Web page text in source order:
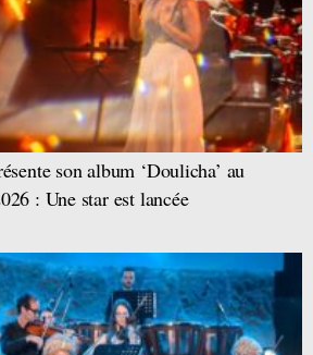
son album ‘Doulicha’ au
: Une star est lancée